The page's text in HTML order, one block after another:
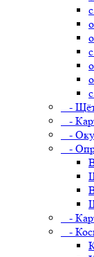
-
-
-
-
-
-